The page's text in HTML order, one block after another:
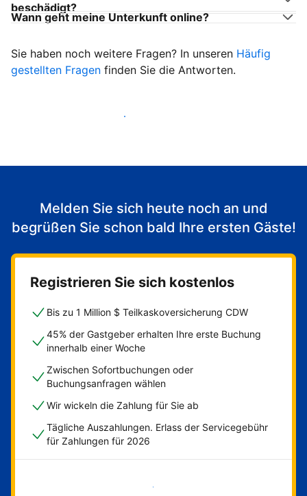
beschädigt?
Wann geht meine Unterkunft online?
Sie haben noch weitere Fragen? In unseren Häufig
gestellten Fragen finden Sie die Antworten.
Heißen Sie ab sofort Gäste willkommen
Melden Sie sich heute noch an und
begrüßen Sie schon bald Ihre ersten Gäste!
Registrieren Sie sich kostenlos
Bis zu 1 Million $ Teilkaskoversicherung CDW
45% der Gastgeber erhalten Ihre erste Buchung
innerhalb einer Woche
Zwischen Sofortbuchungen oder
Buchungsanfragen wählen
Wir wickeln die Zahlung für Sie ab
Tägliche Auszahlungen. Erlass der Servicegebühr
für Zahlungen für 2026
Jetzt loslegen